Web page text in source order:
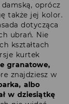
oprócz
także jej kolor.
dotycząca
ubrań. Nie
kształtach
kurtek
granatowe,
znajdziesz w
albo
w dziesiątkę